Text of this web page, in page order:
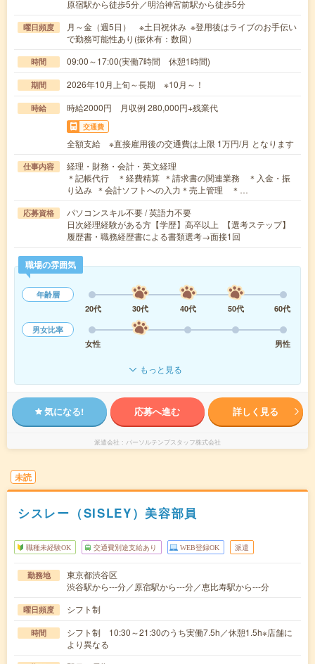
原宿駅から徒歩5分／明治神宮前駅から徒歩5分
曜日頻度
月～金（週5日） ※土日祝休み ※登用後はライブのお手伝い
で勤務可能性あり(振休有：数回）
時間 09:00～17:00(実働7時間 休憩1時間)
期間 2026年10月上旬～長期 ※10月～！
時給 時給2000円 月収例 280,000円+残業代
交通費
全額支給 ※直接雇用後の交通費は上限 1万円/月 となります
仕事内容
経理・財務・会計・英文経理
＊記帳代行 ＊経費精算 ＊請求書の関連業務 ＊入金・振
り込み ＊会計ソフトへの入力＊売上管理 ＊…
応募資格
パソコンスキル不要 / 英語力不要
日次経理経験がある方【学歴】高卒以上 【選考ステップ】
履歴書・職務経歴書による書類選考→面接1回
職場の雰囲気
年齢層
20代
30代 40代 50代
60代
男女比率
女性
男性
もっと見る
気になる! 応募へ進む 詳しく見る
派遣会社 パーソルテンプスタッフ株式会社
未読
シスレー（SISLEY）美容部員
職種未経験OK 交通費別途支給あり WEB登録OK 派遣
勤務地
東京都渋谷区
渋谷駅から---分／原宿駅から---分／恵比寿駅から---分
曜日頻度 シフト制
時間
シフト制 10:30～21:30のうち実働7.5h／休憩1.5h※店舗に
より異なる